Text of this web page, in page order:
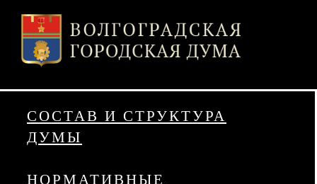
СОСТАВ И СТРУКТУРА
ДУМЫ
НОРМАТИВНЫЕ